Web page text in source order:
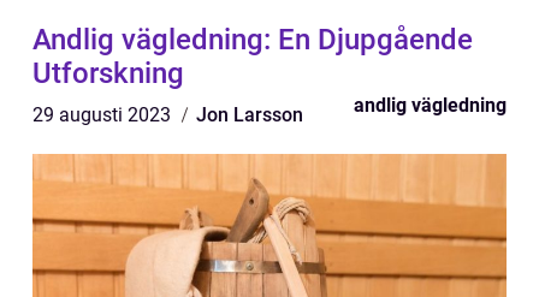
Andlig vägledning: En Djupgående
Utforskning
29 augusti 2023 Jon Larsson andlig vägledning